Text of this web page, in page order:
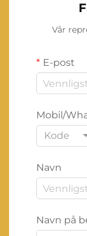
Vår
E-post
Mobil/
Kode
Navn
Navn på